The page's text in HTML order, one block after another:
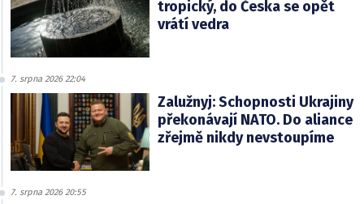
tropický, do Česka se opět
vrátí vedra
7. srpna 2026 22:04
Zalužnyj: Schopnosti Ukrajiny
překonávají NATO. Do aliance
zřejmě nikdy nevstoupíme
7. srpna 2026 20:55